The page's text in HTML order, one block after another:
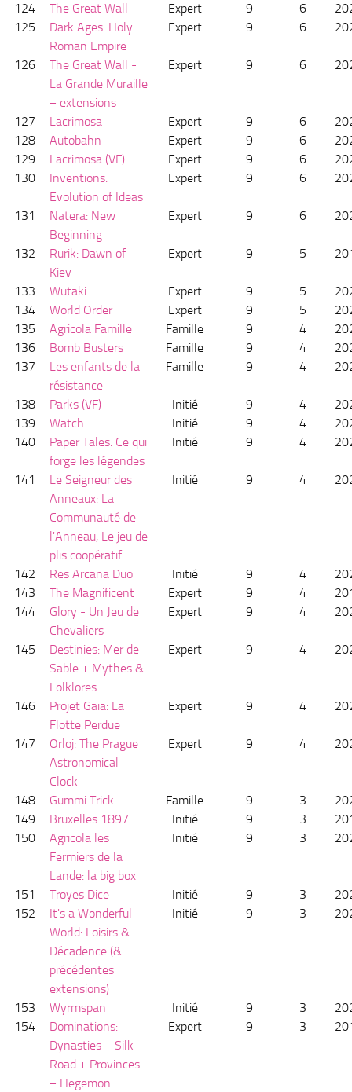
124 The Great Wall Expert 9 6
125
Dark Ages: Holy
Roman Empire
Expert 9 6
126
The Great Wall -
La Grande Muraille
+ extensions
Expert 9 6
127 Lacrimosa Expert 9 6
128
Autobahn Expert 9 6
129
Lacrimosa (VF) Expert 9 6
130
Inventions:
Evolution of Ideas
Expert 9 6
131
Natera: New
Beginning
Expert 9 6
132
Rurik: Dawn of
Kiev
Expert 9 5
133 Wutaki Expert 9 5
134
World Order Expert 9 5
135
Agricola Famille Famille 9 4
136
Bomb Busters Famille 9 4
137
Les enfants de la
résistance
Famille 9 4
138 Parks (VF) Initié 9 4
139
Watch Initié 9 4
140
Paper Tales: Ce qui
forge les légendes
Initié 9 4
141
Le Seigneur des
Anneaux: La
Communauté de
l'Anneau, Le jeu de
plis coopératif
Initié 9 4
142 Res Arcana Duo Initié 9 4
143
The Magnificent Expert 9 4
144
Glory - Un Jeu de
Chevaliers
Expert 9 4
145
Destinies: Mer de
Sable + Mythes &
Folklores
Expert 9 4
146
Projet Gaia: La
Flotte Perdue
Expert 9 4
147
Orloj: The Prague
Astronomical
Clock
Expert 9 4
148 Gummi Trick Famille 9 3
149
Bruxelles 1897 Initié 9 3
150
Agricola les
Fermiers de la
Lande: la big box
Initié 9 3
151 Troyes Dice Initié 9 3
152
It's a Wonderful
World: Loisirs &
Décadence (&
précédentes
extensions)
Initié 9 3
153 Wyrmspan Initié 9 3
154
Dominations:
Dynasties + Silk
Road + Provinces
+ Hegemon
Expert 9 3